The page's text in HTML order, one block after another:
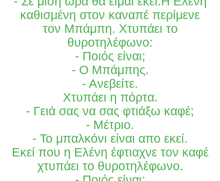
καθισμένη στον καναπέ περίμενε
τον Μπάμπη. Χτυπάει το
θυροτηλέφωνο:
- Ποιός είναι;
- Ο Μπάμπης.
- Ανεβείτε.
Χτυπάει η πόρτα.
- Γειά σας να σας φτιάξω καφέ;
- Μέτριο.
- Το μπαλκόνι είναι απο εκεί.
Εκεί που η Ελένη έφτιαχνε τον καφέ
χτυπάει το θυροτηλέφωνο.